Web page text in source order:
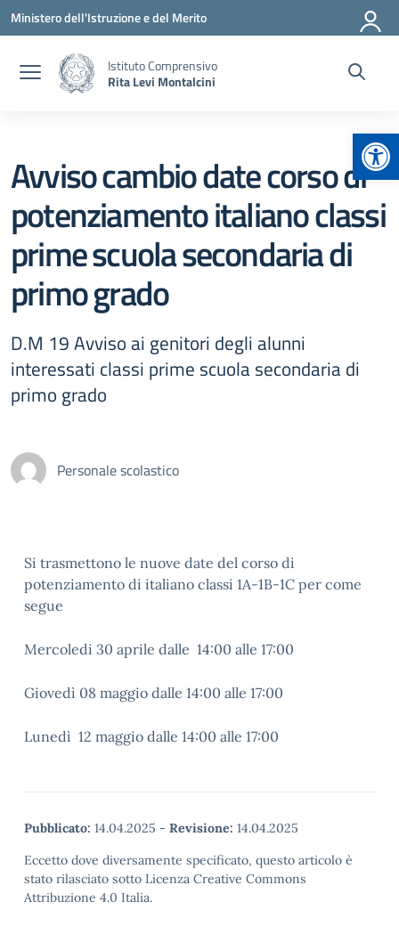
Vai ai contenuti
Vai al menu di navigazione
Vai al footer
Ministero dell'Istruzione e del Merito
Istituto Comprensivo
Rita Levi Montalcini
Avviso cambio date corso di
potenziamento italiano classi
prime scuola secondaria di
primo grado
D.M 19 Avviso ai genitori degli alunni
interessati classi prime scuola secondaria di
primo grado
Personale scolastico
Si trasmettono le nuove date del corso di
potenziamento di italiano classi 1A-1B-1C per come
segue
Mercoledi 30 aprile dalle 14:00 alle 17:00
Giovedì 08 maggio dalle 14:00 alle 17:00
Lunedì 12 maggio dalle 14:00 alle 17:00
Pubblicato: 14.04.2025 - Revisione: 14.04.2025
Eccetto dove diversamente specificato, questo articolo è
stato rilasciato sotto Licenza Creative Commons
Attribuzione 4.0 Italia.